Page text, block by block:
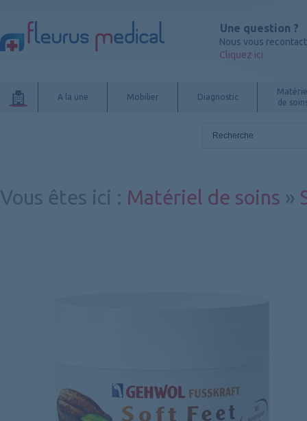
Une question ?
Nous vous
Cliquez ici
A la une Mobilier Diagnostic
de
Vous êtes ici : Matériel de soins »